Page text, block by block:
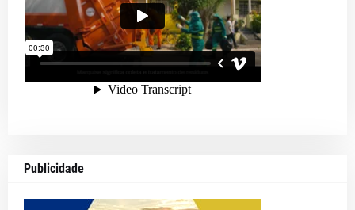
Publicidade